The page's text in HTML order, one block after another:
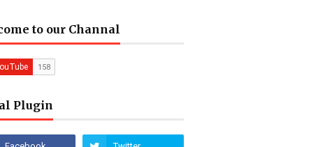
to our Channal
Plugin